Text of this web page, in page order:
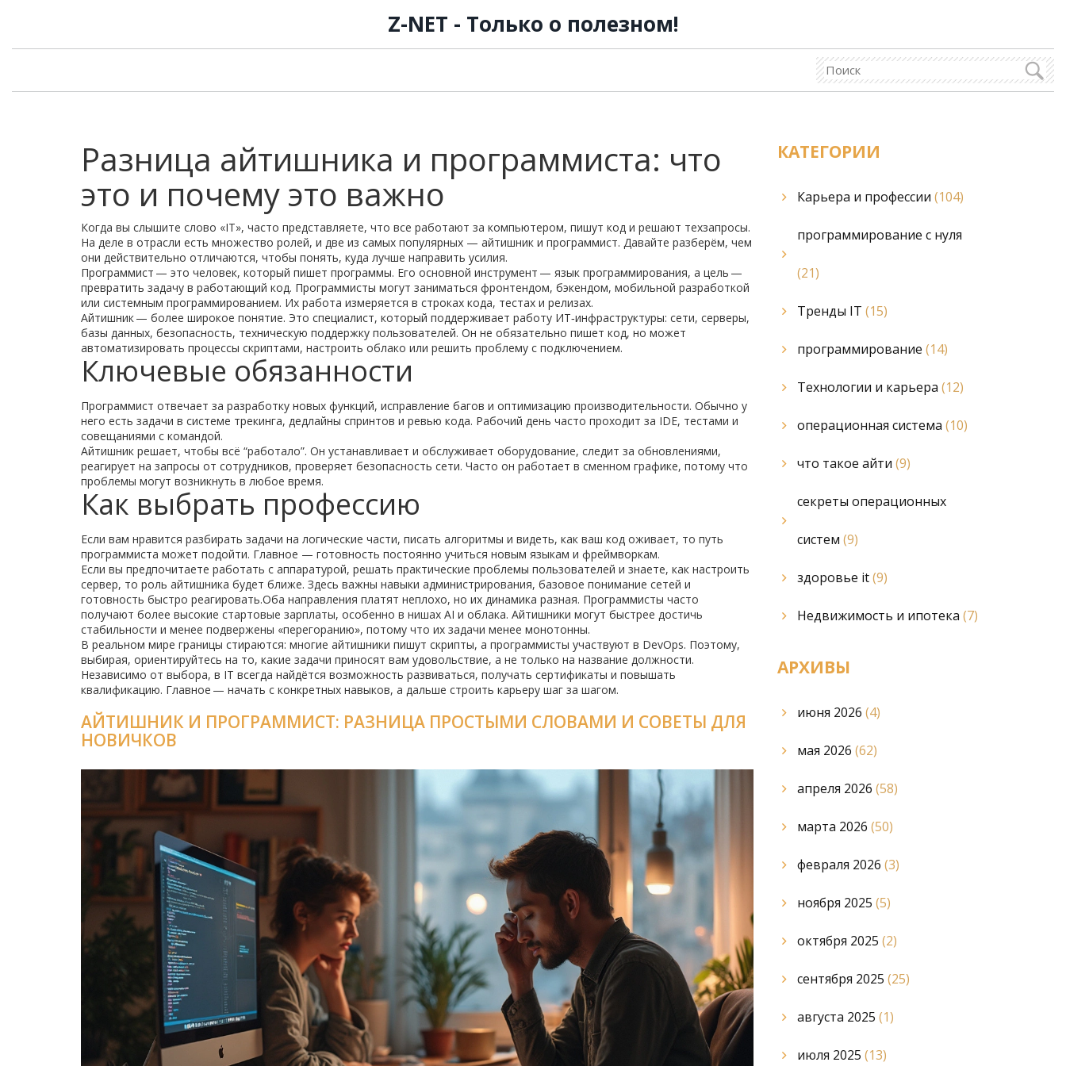
Z-NET - Только о полезном!
Разница айтишника и программиста: что
это и почему это важно
Когда вы слышите слово «IT», часто представляете, что все работают за компьютером, пишут код и решают техзапросы.
На деле в отрасли есть множество ролей, и две из самых популярных — айтишник и программист. Давайте разберём, чем
они действительно отличаются, чтобы понять, куда лучше направить усилия.
Программист — это человек, который пишет программы. Его основной инструмент — язык программирования, а цель —
превратить задачу в работающий код. Программисты могут заниматься фронтендом, бэкендом, мобильной разработкой
или системным программированием. Их работа измеряется в строках кода, тестах и релизах.
Айтишник — более широкое понятие. Это специалист, который поддерживает работу ИТ‑инфраструктуры: сети, серверы,
базы данных, безопасность, техническую поддержку пользователей. Он не обязательно пишет код, но может
автоматизировать процессы скриптами, настроить облако или решить проблему с подключением.
Ключевые обязанности
Программист отвечает за разработку новых функций, исправление багов и оптимизацию производительности. Обычно у
него есть задачи в системе трекинга, дедлайны спринтов и ревью кода. Рабочий день часто проходит за IDE, тестами и
совещаниями с командой.
Айтишник решает, чтобы всё “работало”. Он устанавливает и обслуживает оборудование, следит за обновлениями,
реагирует на запросы от сотрудников, проверяет безопасность сети. Часто он работает в сменном графике, потому что
проблемы могут возникнуть в любое время.
Как выбрать профессию
Если вам нравится разбирать задачи на логические части, писать алгоритмы и видеть, как ваш код оживает, то путь
программиста может подойти. Главное — готовность постоянно учиться новым языкам и фреймворкам.
Если вы предпочитаете работать с аппаратурой, решать практические проблемы пользователей и знаете, как настроить
сервер, то роль айтишника будет ближе. Здесь важны навыки администрирования, базовое понимание сетей и
готовность быстро реагировать.Оба направления платят неплохо, но их динамика разная. Программисты часто
получают более высокие стартовые зарплаты, особенно в нишах AI и облака. Айтишники могут быстрее достичь
стабильности и менее подвержены «перегоранию», потому что их задачи менее монотонны.
В реальном мире границы стираются: многие айтишники пишут скрипты, а программисты участвуют в DevOps. Поэтому,
выбирая, ориентируйтесь на то, какие задачи приносят вам удовольствие, а не только на название должности.
Независимо от выбора, в IT всегда найдётся возможность развиваться, получать сертификаты и повышать
квалификацию. Главное — начать с конкретных навыков, а дальше строить карьеру шаг за шагом.
АЙТИШНИК И ПРОГРАММИСТ: РАЗНИЦА ПРОСТЫМИ СЛОВАМИ И СОВЕТЫ ДЛЯ
НОВИЧКОВ
КАТЕГОРИИ
Карьера и профессии (104)
программирование с нуля
(21)
Тренды IT (15)
программирование (14)
Технологии и карьера (12)
операционная система (10)
что такое айти (9)
секреты операционных
систем (9)
здоровье it(9)
Недвижимость и ипотека (7)
АРХИВЫ
июня 2026 (4)
мая 2026 (62)
апреля 2026 (58)
марта 2026 (50)
февраля 2026 (3)
ноября 2025 (5)
октября 2025 (2)
сентября 2025 (25)
августа 2025 (1)
июля 2025 (13)